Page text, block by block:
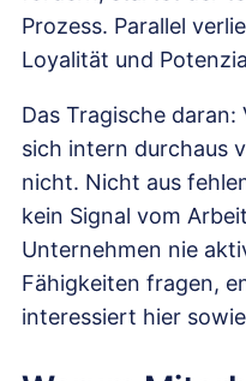
Prozess. Parallel
Loyalität und
Das Tragische
sich intern durchaus
nicht. Nicht aus
kein Signal vom
Unternehmen nie
Fähigkeiten fragen,
interessiert hier